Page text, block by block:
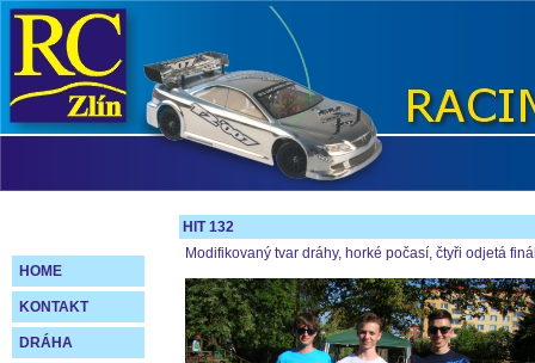
HOME
KONTAKT
DRÁHA
HIT 132
Modifikovaný tvar dráhy, horké počasí, čtyři odjetá